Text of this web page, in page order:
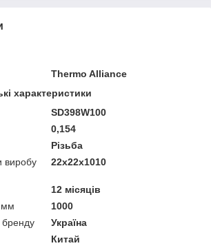
Thermo Alliance
характеристики
SD398W100
0,154
Різьба
виробу
22х22х1010
12 місяців
мм
1000
бренду
Україна
Китай